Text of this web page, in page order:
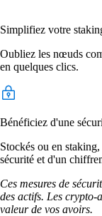
Simplifiez votre
Oubliez les nœuds
en quelques clics.
Bénéficiez d'une
Stockés ou en
sécurité et d'un
Ces mesures de
des actifs. Les
valeur de vos avoirs.